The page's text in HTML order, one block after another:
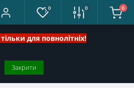
для повнолітніх!
Закрити
0 0 0